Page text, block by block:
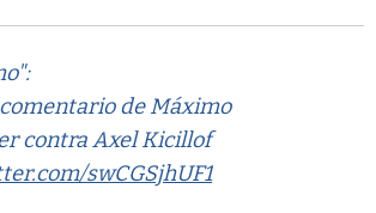
de Máximo
contra Axel Kicillof
swCGSjhUF1